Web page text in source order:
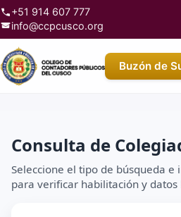
+51 914 607 777
info@ccpcusco.org
Buzón de
Consulta de
Seleccione el tipo de búsqueda e
para verificar habilitación y datos